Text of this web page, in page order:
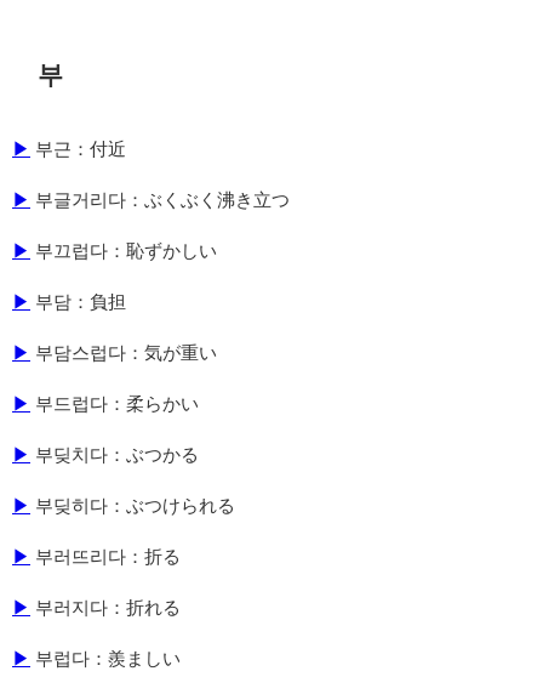
부
▶ 부근：付近
▶ 부글거리다：ぶくぶく沸き立つ
▶ 부끄럽다：恥ずかしい
▶ 부담：負担
▶ 부담스럽다：気が重い
▶ 부드럽다：柔らかい
▶ 부딪치다：ぶつかる
▶ 부딪히다：ぶつけられる
▶ 부러뜨리다：折る
▶ 부러지다：折れる
▶ 부럽다：羨ましい